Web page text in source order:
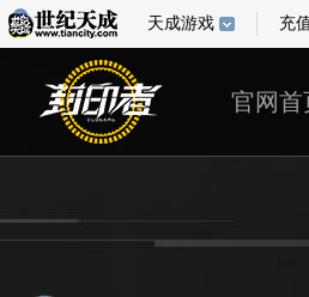
天成游戏 充
官网首